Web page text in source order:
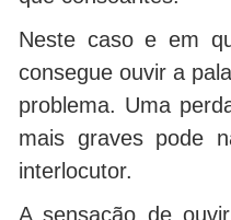
Neste caso e em
consegue ouvir a
problema. Uma
mais graves pode
interlocutor.
A sensação de